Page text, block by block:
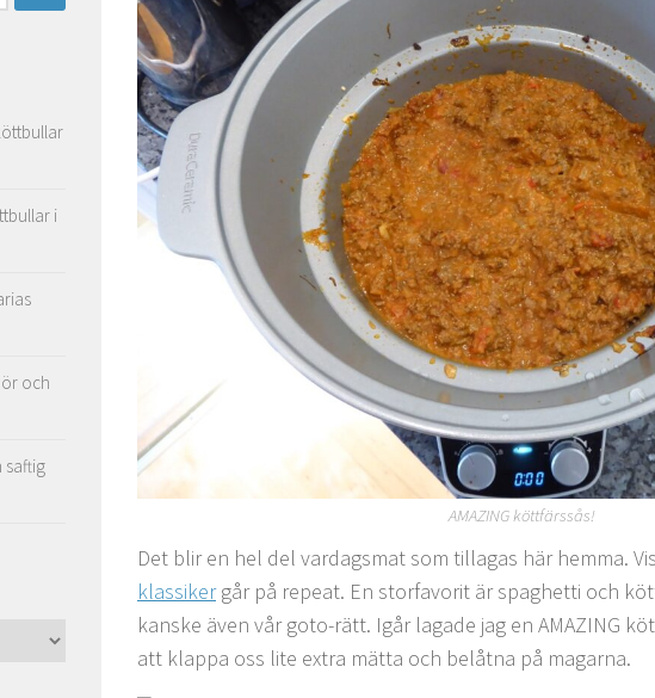
AMAZING köttfärssås!
Det blir en hel del vardagsmat som tillagas här hemma.
klassikergår på repeat. En storfavorit är spaghetti och
kanske även vår goto-rätt. Igår lagade jag en AMAZING
att klappa oss lite extra mätta och belåtna på magarna.
i
och
saftig